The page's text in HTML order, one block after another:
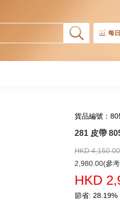
每
貨品編號：
281 皮帶
HKD
2,980.00(參
HKD
節省: 28.19%